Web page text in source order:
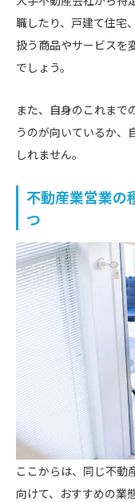
職したり、戸建て住宅
扱う商品やサービスを
でしょう。
また、自身のこれまで
うのが向いているか、
しれません。
不動産業営業の
つ
ここからは、同じ不動
向けて、おすすめの業